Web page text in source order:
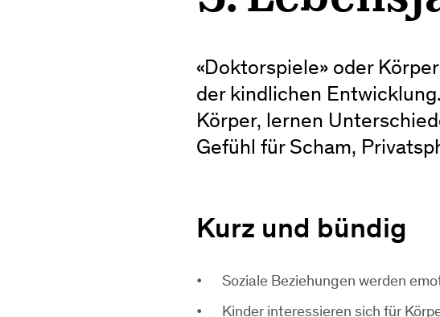
«Doktorspiele» oder
der kindlichen
Körper, lernen
Gefühl für Scham,
Kurz und bündig
Soziale Beziehungen werden
Kinder interessieren sich für